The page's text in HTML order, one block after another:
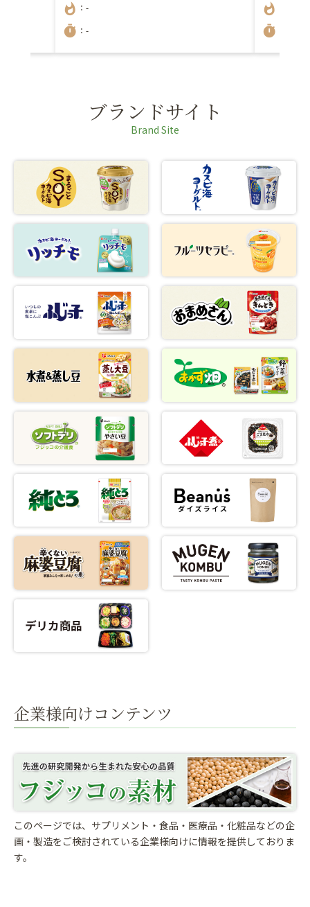
whatshot ：-
timer ：-
whatshot
timer
ブランドサイト
Brand Site
企業様向けコンテンツ
このページでは、サプリメント・食品・医療品・化粧品などの企
画・製造をご検討されている企業様向けに情報を提供しておりま
す。